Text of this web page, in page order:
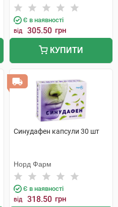
Є в наявності
від 305.50 грн
КУПИТИ
Синудафен капсули 30 шт
Норд Фарм
Є в наявності
від 318.50 грн